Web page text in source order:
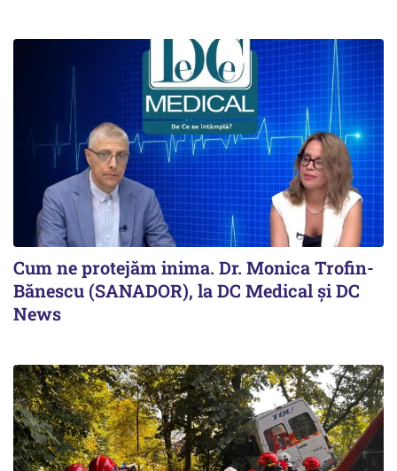
Cum ne protejăm inima. Dr. Monica Trofin-
Bănescu (SANADOR), la DC Medical și DC
News